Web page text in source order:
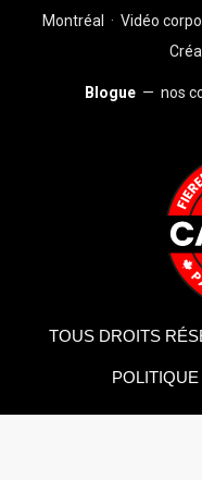
Montréal
· Vidéo
Blogue — nos
TOUS DROITS